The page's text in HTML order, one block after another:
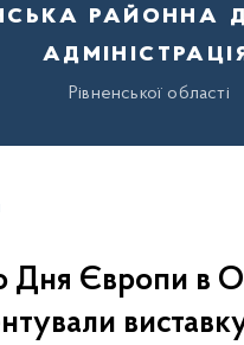
районна
Рівненської області
Дня Європи в